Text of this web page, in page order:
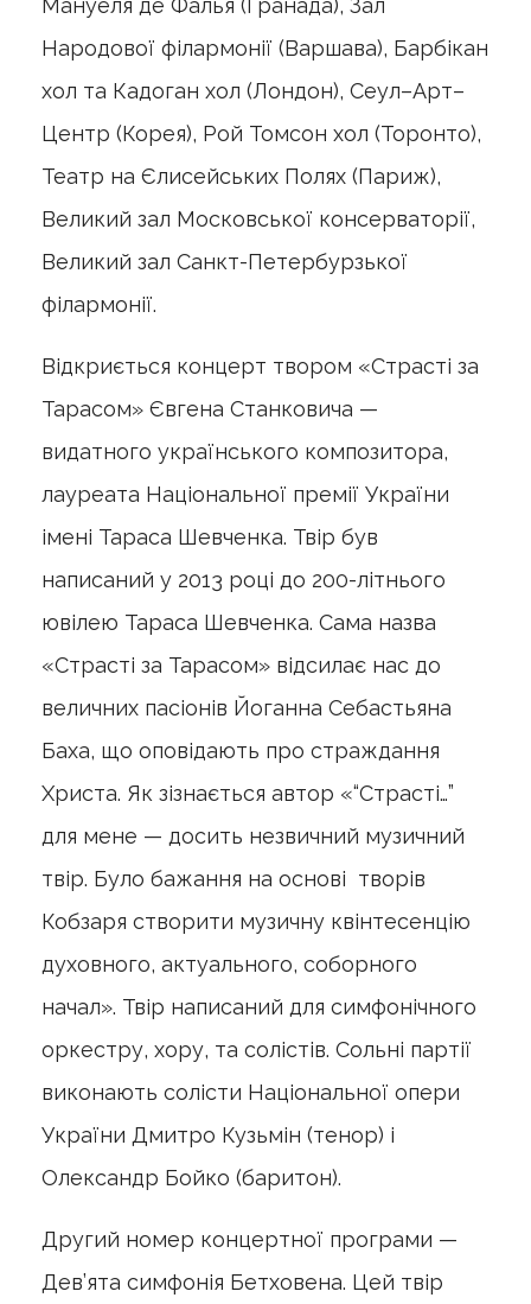
Мануеля де Фалья (Гранада), Зал
Народової філармонії (Варшава), Барбікан
хол та Кадоган хол (Лондон), Сеул–Арт–
Центр (Корея), Рой Томсон хол (Торонто),
Театр на Єлисейських Полях (Париж),
Великий зал Московської консерваторії,
Великий зал Санкт-Петербурзької
філармонії.
Відкриється концерт твором «Страсті за
Тарасом» Євгена Станковича —
видатного українського композитора,
лауреата Національної премії України
імені Тараса Шевченка. Твір був
написаний у 2013 році до 200-літнього
ювілею Тараса Шевченка. Сама назва
«Страсті за Тарасом» відсилає нас до
величних пасіонів Йоганна Себастьяна
Баха, що оповідають про страждання
Христа. Як зізнається автор «“Страсті…”
для мене — досить незвичний музичний
твір. Було бажання на основі творів
Кобзаря створити музичну квінтесенцію
духовного, актуального, соборного
начал». Твір написаний для симфонічного
оркестру, хору, та солістів. Сольні партії
виконають солісти Національної опери
України Дмитро Кузьмін (тенор) і
Олександр Бойко (баритон).
Другий номер концертної програми —
Дев’ята симфонія Бетховена. Цей твір